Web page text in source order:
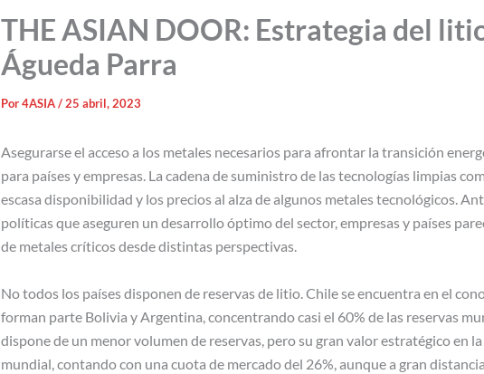
THE ASIAN DOOR: Estrategia del
Águeda Parra
Por4ASIA/25 abril, 2023
Asegurarse el acceso a los metales necesarios para afrontar la transición
para países y empresas. La cadena de suministro de las tecnologías limpias
escasa disponibilidad y los precios al alza de algunos metales tecnológicos.
políticas que aseguren un desarrollo óptimo del sector, empresas y países
de metales críticos desde distintas perspectivas.
No todos los países disponen de reservas de litio. Chile se encuentra en el
forman parte Bolivia y Argentina, concentrando casi el 60% de las reservas
dispone de un menor volumen de reservas, pero su gran valor estratégico en
mundial, contando con una cuota de mercado del 26%, aunque a gran